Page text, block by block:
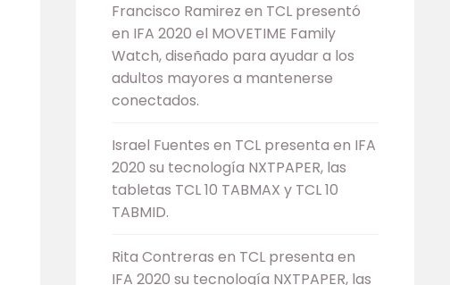
Francisco Ramirez en TCL presentó
en IFA 2020 el MOVETIME Family
Watch, diseñado para ayudar a los
adultos mayores a mantenerse
conectados.
Israel Fuentes en TCL presenta en IFA
2020 su tecnología NXTPAPER, las
tabletas TCL 10 TABMAX y TCL 10
TABMID.
Rita Contreras en TCL presenta en
IFA 2020 su tecnología NXTPAPER, las